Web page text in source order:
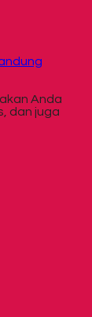
Anda
dan juga